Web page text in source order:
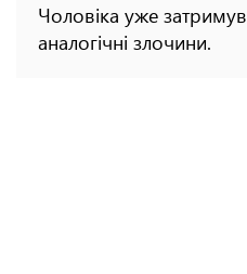
Чоловіка уже
аналогічні злочини.